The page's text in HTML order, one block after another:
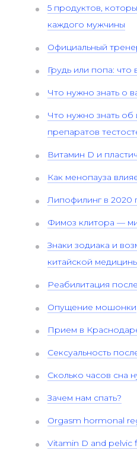
5 продуктов,
каждого мужчины
Официальный
Грудь или попа: что
Что нужно знать о
Что нужно знать об
препаратов
Витамин D и
Как менопауза
Липофилинг в 2020
Фимоз клитора —
Знаки зодиака и
китайской
Реабилитация
Опущение мошонки
Прием в
Сексуальность
Сколько часов сна
Зачем нам спать?
Orgasm hormonal
Vitamin D and pelvic